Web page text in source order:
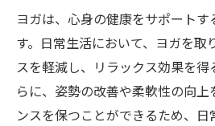
ヨガは、心身の健康をサポート
す。日常生活において、ヨガを取
スを軽減し、リラックス効果を得
らに、姿勢の改善や柔軟性の向上
ンスを保つことができるため、